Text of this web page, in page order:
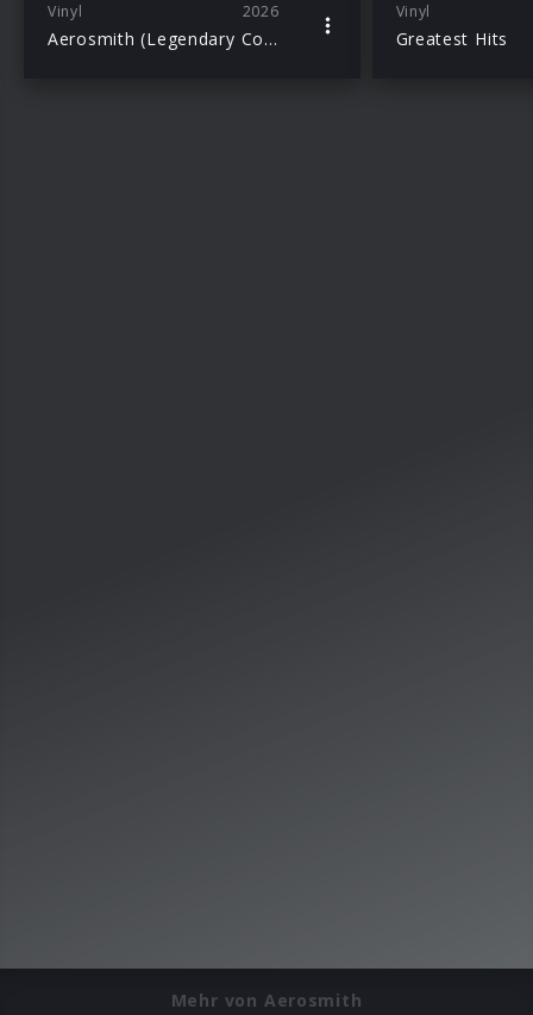
Vinyl 2026
Aerosmith (Legendary Collector’s Edition)
Vinyl
Greatest Hits
Mehr von Aerosmith